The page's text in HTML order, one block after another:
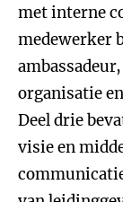
met interne
medewerker
organisatie
Deel drie
visie en